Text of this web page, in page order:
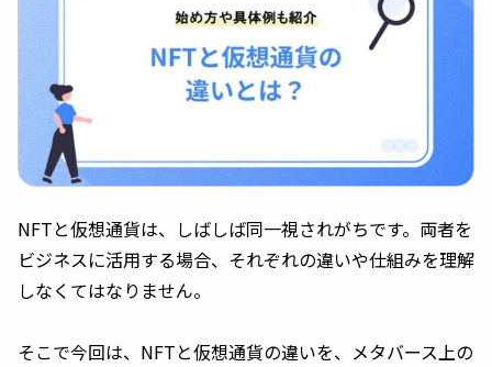
NFTと仮想通貨は、しばしば同一視されがちです。両者を
ビジネスに活用する場合、それぞれの違いや仕組みを理解
しなくてはなりません。
そこで今回は、NFTと仮想通貨の違いを、メタバース上の